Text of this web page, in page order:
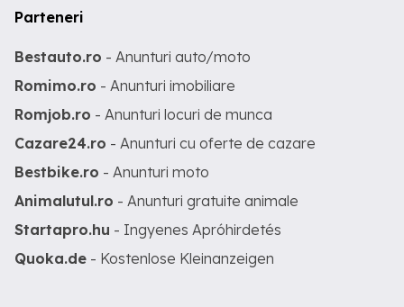
Parteneri
Bestauto.ro - Anunturi auto/moto
Romimo.ro - Anunturi imobiliare
Romjob.ro - Anunturi locuri de munca
Cazare24.ro - Anunturi cu oferte de cazare
Bestbike.ro - Anunturi moto
Animalutul.ro - Anunturi gratuite animale
Startapro.hu - Ingyenes Apróhirdetés
Quoka.de - Kostenlose Kleinanzeigen